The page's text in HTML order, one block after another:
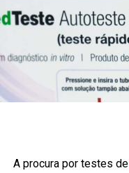
A procura por testes de